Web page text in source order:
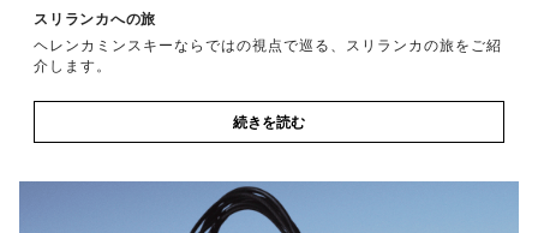
スリランカへの旅
ヘレンカミンスキーならではの視点で巡る、スリランカの旅をご紹
介します。
続きを読む